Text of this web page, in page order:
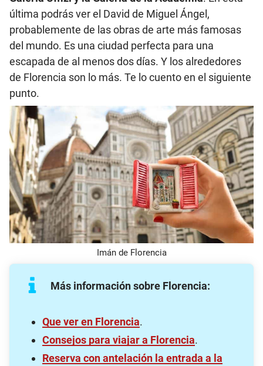
última podrás ver el David de Miguel Ángel,
probablemente de las obras de arte más famosas
del mundo. Es una ciudad perfecta para una
escapada de al menos dos días. Y los alrededores
de Florencia son lo más. Te lo cuento en el siguiente
punto.
Imán de Florencia
Más información sobre Florencia:
Que ver en Florencia.
Consejos para viajar a Florencia.
Reserva con antelación la entrada a la